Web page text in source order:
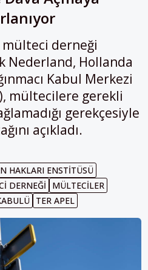
derneği
Nederland, Hollanda
Kabul Merkezi
mültecilere gerekli
gerekçesiyle
açıkladı.
HAKLARI ENSTITÜSÜ
DERNEĞI
MÜLTECILER
TER APEL